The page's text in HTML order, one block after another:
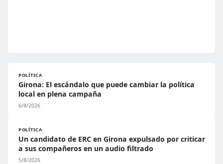
POLÍTICA
Girona: El escándalo que puede cambiar la política
local en plena campaña
6/8/2026
POLÍTICA
Un candidato de ERC en Girona expulsado por criticar
a sus compañeros en un audio filtrado
5/8/2026